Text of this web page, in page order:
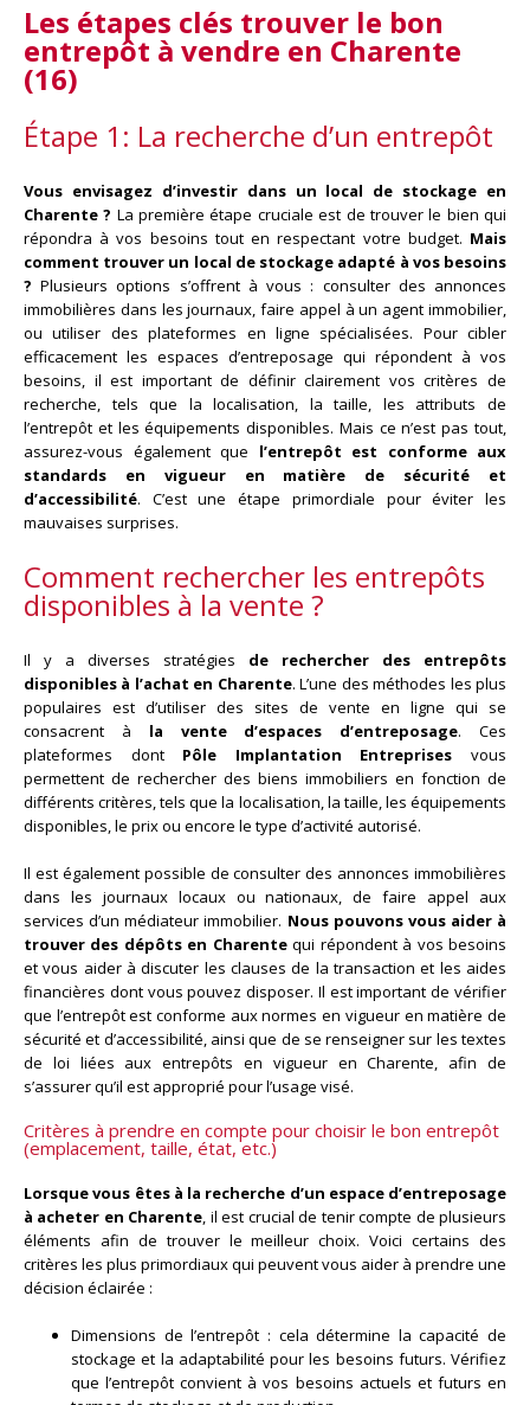
Les étapes clés trouver le bon
entrepôt à vendre en Charente
(16)
Étape 1: La recherche d’un entrepôt
Vous envisagez d’investir dans un local de stockage en
Charente ? La première étape cruciale est de trouver le bien qui
répondra à vos besoins tout en respectant votre budget. Mais
comment trouver un local de stockage adapté à vos besoins
? Plusieurs options s’offrent à vous : consulter des annonces
immobilières dans les journaux, faire appel à un agent immobilier,
ou utiliser des plateformes en ligne spécialisées. Pour cibler
efficacement les espaces d’entreposage qui répondent à vos
besoins, il est important de définir clairement vos critères de
recherche, tels que la localisation, la taille, les attributs de
l’entrepôt et les équipements disponibles. Mais ce n’est pas tout,
assurez-vous également que l’entrepôt est conforme aux
standards en vigueur en matière de sécurité et
d’accessibilité. C’est une étape primordiale pour éviter les
mauvaises surprises.
Comment rechercher les entrepôts
disponibles à la vente ?
Il y a diverses stratégies de rechercher des entrepôts
disponibles à l’achat en Charente. L’une des méthodes les plus
populaires est d’utiliser des sites de vente en ligne qui se
consacrent à la vente d’espaces d’entreposage. Ces
plateformes dont Pôle Implantation Entreprises vous
permettent de rechercher des biens immobiliers en fonction de
différents critères, tels que la localisation, la taille, les équipements
disponibles, le prix ou encore le type d’activité autorisé.
Il est également possible de consulter des annonces immobilières
dans les journaux locaux ou nationaux, de faire appel aux
services d’un médiateur immobilier. Nous pouvons vous aider à
trouver des dépôts en Charentequi répondent à vos besoins
et vous aider à discuter les clauses de la transaction et les aides
financières dont vous pouvez disposer. Il est important de vérifier
que l’entrepôt est conforme aux normes en vigueur en matière de
sécurité et d’accessibilité, ainsi que de se renseigner sur les textes
de loi liées aux entrepôts en vigueur en Charente, afin de
s’assurer qu’il est approprié pour l’usage visé.
Critères à prendre en compte pour choisir le bon entrepôt
(emplacement, taille, état, etc.)
Lorsque vous êtes à la recherche d’un espace d’entreposage
à acheter en Charente, il est crucial de tenir compte de plusieurs
éléments afin de trouver le meilleur choix. Voici certains des
critères les plus primordiaux qui peuvent vous aider à prendre une
décision éclairée :
Dimensions de l’entrepôt : cela détermine la capacité de
stockage et la adaptabilité pour les besoins futurs. Vérifiez
que l’entrepôt convient à vos besoins actuels et futurs en